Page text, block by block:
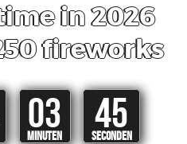
in 2026
fireworks
03
MINUTEN
45
SECONDEN